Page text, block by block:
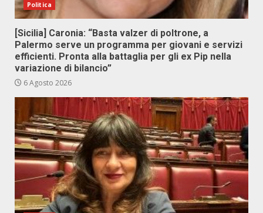
Politica
[Sicilia] Caronia: “Basta valzer di poltrone, a
Palermo serve un programma per giovani e servizi
efficienti. Pronta alla battaglia per gli ex Pip nella
variazione di bilancio”
6 Agosto 2026